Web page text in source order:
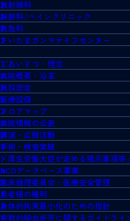
放射線科
麻酔科/ペインクリニック
救急科
さいたまガンマナイフセンター
ごあいさつ・理念
病院概要・沿革
施設認定
医療設備
フロアマップ
病院情報の公表
講演・広報活動
手術・検査実績
「厚生労働大臣が定める掲示事項
NCDデータベース事業
臨床倫理委員会・医療安全管理
患者様の権利
身体的拘束最小化のための指針
宗教的輸血拒否に関するガイドライ